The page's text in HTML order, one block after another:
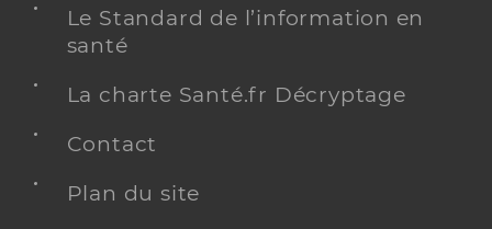
Le Standard de l’information en
santé
La charte Santé.fr Décryptage
Contact
Plan du site